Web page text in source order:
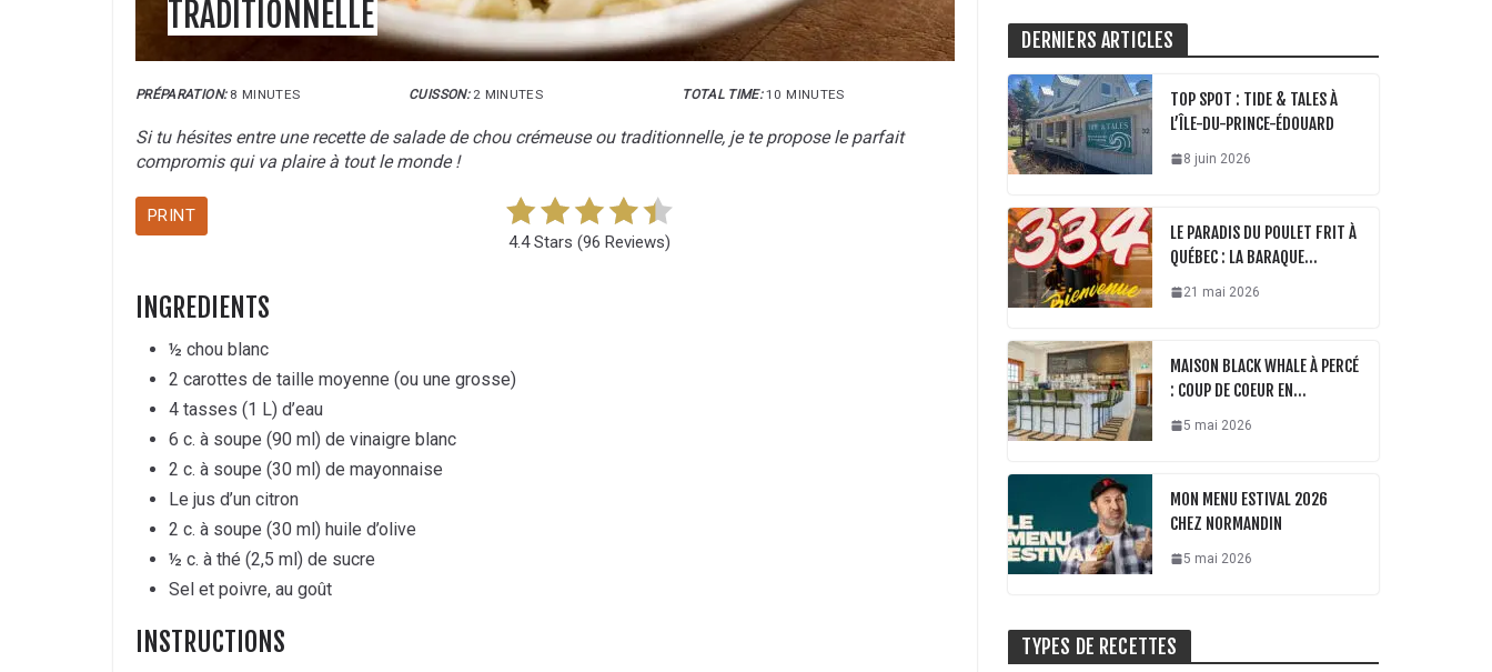
TRADITIONNELLE
PRÉPARATION: 8 MINUTES CUISSON: 2 MINUTES TOTAL TIME: 10 MINUTES
Si tu hésites entre une recette de salade de chou crémeuse ou traditionnelle, je te propose le parfait
compromis qui va plaire à tout le monde !
PRINT
4.4 Stars (96 Reviews)
INGREDIENTS
½ chou blanc
2 carottes de taille moyenne (ou une grosse)
4 tasses (1 L) d’eau
6 c. à soupe (90 ml) de vinaigre blanc
2 c. à soupe (30 ml) de mayonnaise
Le jus d’un citron
2 c. à soupe (30 ml) huile d’olive
½ c. à thé (2,5 ml) de sucre
Sel et poivre, au goût
INSTRUCTIONS
DERNIERS ARTICLES
TOP SPOT : TIDE & TALES À
L’ÎLE-DU-PRINCE-ÉDOUARD
8 juin 2026
LE PARADIS DU POULET FRIT À
QUÉBEC : LA BARAQUE…
21 mai 2026
MAISON BLACK WHALE À PERCÉ
: COUP DE COEUR EN…
5 mai 2026
MON MENU ESTIVAL 2026
CHEZ NORMANDIN
5 mai 2026
TYPES DE RECETTES